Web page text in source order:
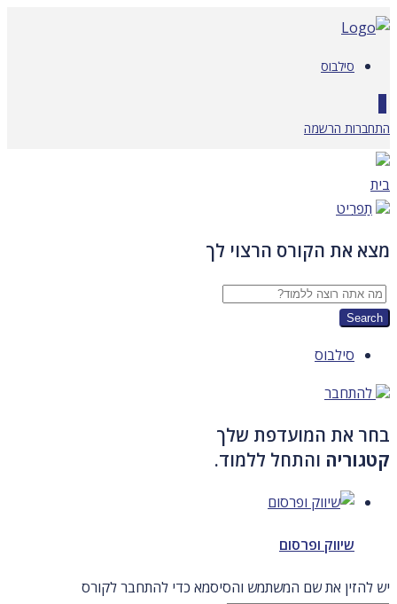
דלג
לתוכן
סילבוס
התחברות הרשמה
בית
תַפרִיט
מצא את הקורס הרצוי לך
סילבוס
להתחבר
בחר את המועדפת שלך
קטגוריה והתחל ללמוד.
שיווק ופרסום
יש להזין את שם המשתמש והסיסמא כדי להתחבר לקורס